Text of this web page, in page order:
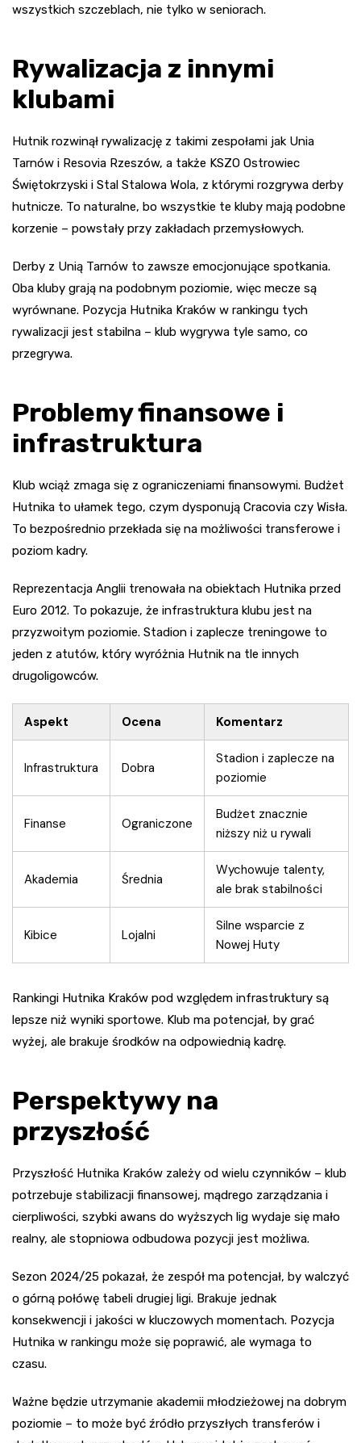
wszystkich szczeblach, nie tylko w seniorach.
Rywalizacja z innymi
klubami
Hutnik rozwinął rywalizację z takimi zespołami jak Unia
Tarnów i Resovia Rzeszów, a także KSZO Ostrowiec
Świętokrzyski i Stal Stalowa Wola, z którymi rozgrywa derby
hutnicze. To naturalne, bo wszystkie te kluby mają podobne
korzenie – powstały przy zakładach przemysłowych.
Derby z Unią Tarnów to zawsze emocjonujące spotkania.
Oba kluby grają na podobnym poziomie, więc mecze są
wyrównane. Pozycja Hutnika Kraków w rankingu tych
rywalizacji jest stabilna – klub wygrywa tyle samo, co
przegrywa.
Problemy finansowe i
infrastruktura
Klub wciąż zmaga się z ograniczeniami finansowymi. Budżet
Hutnika to ułamek tego, czym dysponują Cracovia czy Wisła.
To bezpośrednio przekłada się na możliwości transferowe i
poziom kadry.
Reprezentacja Anglii trenowała na obiektach Hutnika przed
Euro 2012. To pokazuje, że infrastruktura klubu jest na
przyzwoitym poziomie. Stadion i zaplecze treningowe to
jeden z atutów, który wyróżnia Hutnik na tle innych
drugoligowców.
Aspekt Ocena Komentarz
Infrastruktura Dobra
Stadion i zaplecze na
poziomie
Finanse Ograniczone
Budżet znacznie
niższy niż u rywali
Akademia Średnia
Wychowuje talenty,
ale brak stabilności
Kibice Lojalni
Silne wsparcie z
Nowej Huty
Rankingi Hutnika Kraków pod względem infrastruktury są
lepsze niż wyniki sportowe. Klub ma potencjał, by grać
wyżej, ale brakuje środków na odpowiednią kadrę.
Perspektywy na
przyszłość
Przyszłość Hutnika Kraków zależy od wielu czynników – klub
potrzebuje stabilizacji finansowej, mądrego zarządzania i
cierpliwości, szybki awans do wyższych lig wydaje się mało
realny, ale stopniowa odbudowa pozycji jest możliwa.
Sezon 2024/25 pokazał, że zespół ma potencjał, by walczyć
o górną połówę tabeli drugiej ligi. Brakuje jednak
konsekwencji i jakości w kluczowych momentach. Pozycja
Hutnika w rankingu może się poprawić, ale wymaga to
czasu.
Ważne będzie utrzymanie akademii młodzieżowej na dobrym
poziomie – to może być źródło przyszłych transferów i